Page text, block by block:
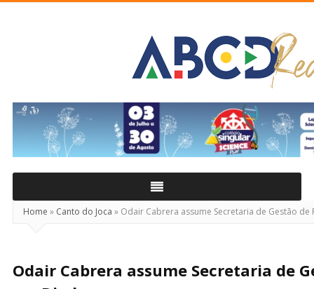
Real
Home » Canto do Joca » Odair Cabrera assume Secretaria de Gestão de
Odair Cabrera assume Secretaria de